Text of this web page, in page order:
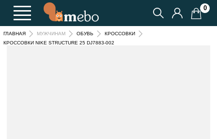
0
ГЛАВНАЯ МУЖЧИНАМ ОБУВЬ
КРОССОВКИ
КРОССОВКИ NIKE STRUCTURE 25 DJ7883-002